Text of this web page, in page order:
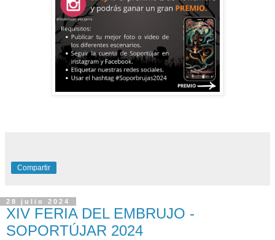
Compartir
28 julio 2024
XIV FERIA DEL EMBRUJO -
SOPORTÚJAR 2024